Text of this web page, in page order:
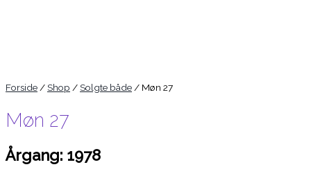
Forside /Shop /Solgte både / Møn 27
Møn 27
Årgang: 1978